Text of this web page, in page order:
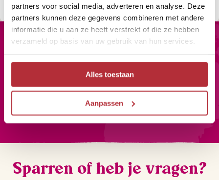
partners voor social media, adverteren en analyse. Deze
partners kunnen deze gegevens combineren met andere
informatie die u aan ze heeft verstrekt of die ze hebben
verzameld op basis van uw gebruik van hun services.
Alles toestaan
Aanpassen
reis
Wil jij altijd als eerste op de
hoogte zijn van onze Riksja
Reisnieuwtjes?
Sparren of heb je vragen?